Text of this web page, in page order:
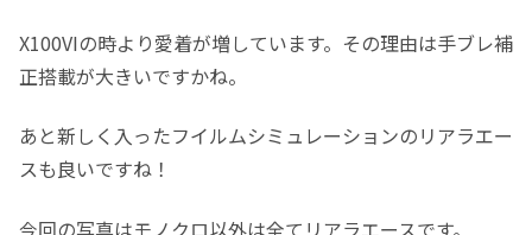
X100VIの時より愛着が増しています。その理由は手ブレ補
正搭載が大きいですかね。
あと新しく入ったフイルムシミュレーションのリアラエー
スも良いですね！
今回の写真はモノクロ以外は全てリアラエースです。